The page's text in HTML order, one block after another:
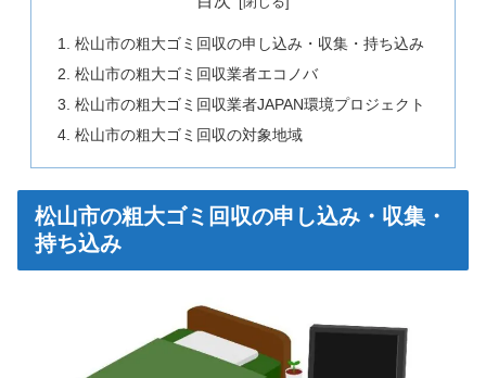
松山市の粗大ゴミ回収の申し込み・収集・持ち込み
松山市の粗大ゴミ回収業者エコノバ
松山市の粗大ゴミ回収業者JAPAN環境プロジェクト
松山市の粗大ゴミ回収の対象地域
松山市の粗大ゴミ回収の申し込み・収集・
持ち込み